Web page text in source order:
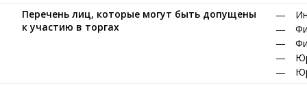
Перечень лиц, которые могут быть допущены
к участию в торгах